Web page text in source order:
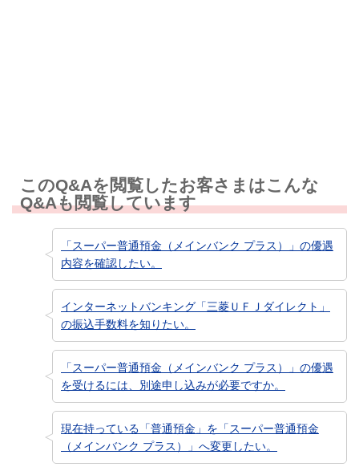
このQ&Aを閲覧したお客さまはこんな
Q&Aも閲覧しています
「スーパー普通預金（メインバンク プラス）」の優遇
内容を確認したい。
インターネットバンキング「三菱ＵＦＪダイレクト」
の振込手数料を知りたい。
「スーパー普通預金（メインバンク プラス）」の優遇
を受けるには、別途申し込みが必要ですか。
現在持っている「普通預金」を「スーパー普通預金
（メインバンク プラス）」へ変更したい。